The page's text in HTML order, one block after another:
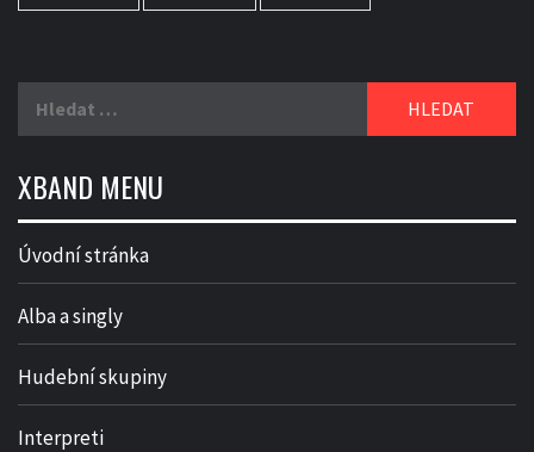
XBAND MENU
Úvodní stránka
Alba a singly
Hudební skupiny
Interpreti